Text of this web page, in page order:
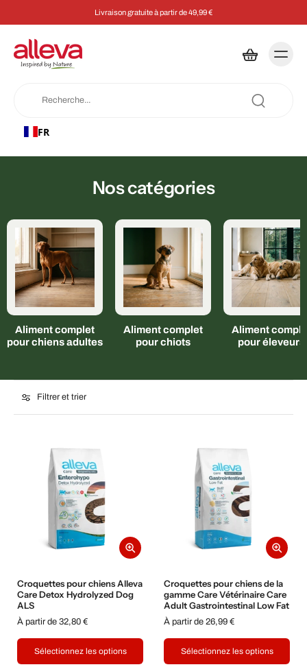
Livraison gratuite à partir de 49,99 €
FR
Nos catégories
Aliment complet
pour chiens adultes
Aliment complet
pour chiots
Aliment
pour éleveurs
Filtrer et trier
Croquettes pour chiens Alleva
Care Detox Hydrolyzed Dog
ALS
À partir de 32,80 €
Sélectionnez les options
Croquettes pour chiens de la
gamme Care Vétérinaire Care
Adult Gastrointestinal Low Fat
À partir de 26,99 €
Sélectionnez les options